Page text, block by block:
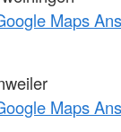
Maps
Maps